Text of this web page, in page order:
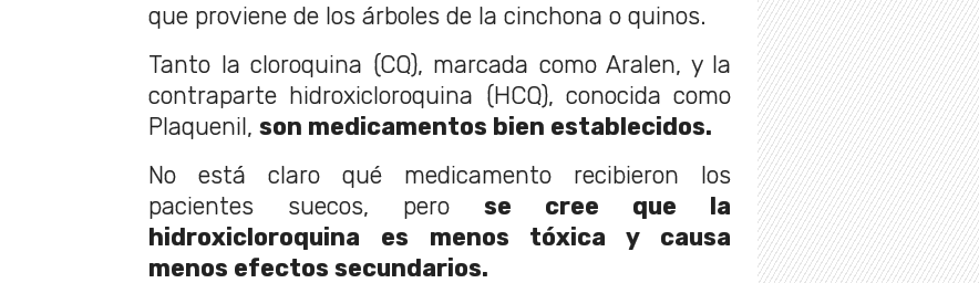
que proviene de los árboles de la cinchona o quinos.
Tanto la cloroquina (CQ), marcada como Aralen, y la
contraparte hidroxicloroquina (HCQ), conocida como
Plaquenil, son medicamentos bien establecidos.
No está claro qué medicamento recibieron los
pacientes suecos, pero se cree que la
hidroxicloroquina es menos tóxica y causa
menos efectos secundarios.